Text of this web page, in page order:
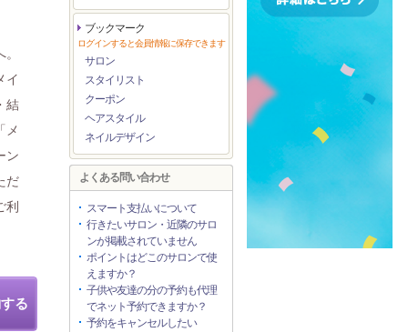
イ
結
メ
ン
だ
利
る
ブックマーク
ログインすると会員情報に保存できます
サロン
スタイリスト
クーポン
ヘアスタイル
ネイルデザイン
よくある問い合わせ
スマート支払いについて
行きたいサロン・近隣のサロ
ンが掲載されていません
ポイントはどこのサロンで使
えますか？
子供や友達の分の予約も代理
でネット予約できますか？
予約をキャンセルしたい